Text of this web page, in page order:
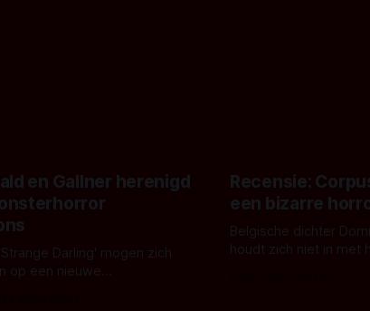
en Gallner herenigd
Darling' mogen zich
op een nieuwe
Recensie:
een bizarre
Belgische dichter
houdt zich niet in met